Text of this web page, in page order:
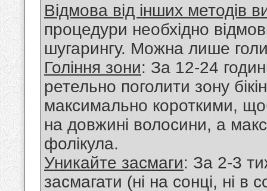
Відмова від інших методів
процедури необхідно
шугарингу. Можна лише
Гоління зони: За 12-24
ретельно поголити зону
максимально короткими,
на довжині волосини, а
фолікула.
Уникайте засмаги: За 2-3
засмагати (ні на сонці, ні в